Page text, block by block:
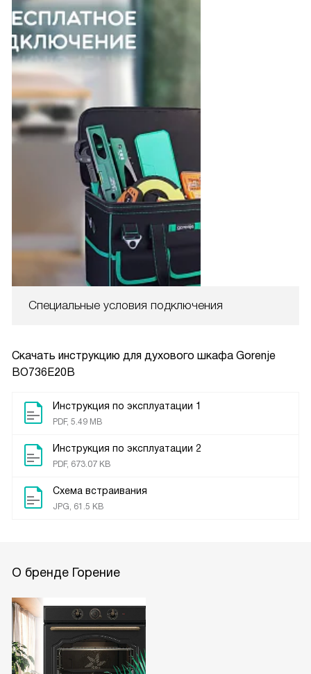
Специальные условия подключения
Скачать инструкцию для духового шкафа Gorenje
BO736E20B
Инструкция по эксплуатации 1
PDF, 5.49 MB
Инструкция по эксплуатации 2
PDF, 673.07 KB
Схема встраивания
JPG, 61.5 KB
О бренде Горение